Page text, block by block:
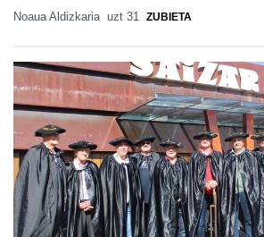
Noaua Aldizkaria uzt 31 ZUBIETA